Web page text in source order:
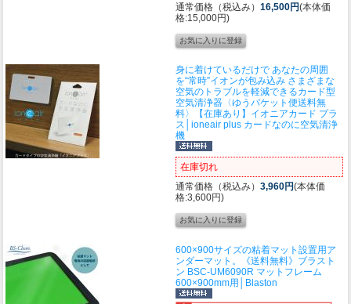
通常価格（税込み） 16,500円(本体価
格:15,000円)
身に着けているだけで あなたの周囲
を“常時”イオンが包み込み さまざまな
空気のトラブルを軽減できるカード型
空気清浄器 〈ゆうパケット便送料無
料〉【在庫あり】イオニアカード プラ
ス│ioneair plus カードなのに空気清浄
機
在庫切れ
通常価格（税込み） 3,960円(本体価
格:3,600円)
600×900サイズの粘着マット設置用ア
ンダーマット。
《送料無料》ブラスト
ン BSC-UM6090R マットフレーム
600×900mm用│Blaston